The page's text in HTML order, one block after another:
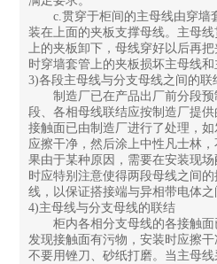
c.贯穿于柜间的主母线由穿墙
装在上面的夹板支撑母线。主母
上的夹板卸下，母线穿好以后再
时穿墙套管上的夹板损坏主母线和
3)各段主母线与分支母线之间的联
制造厂已在产品出厂前分段
段、各相母线联结应按制造厂提
接触面已由制造厂进行了处理，
应擦干净，然后涂上中性凡士林
果由于某种原因，需要在安装现
时应特别注意使得两段母线之间
线，以保证搭接端与异相带电体之
4)主母线与分支母线的联结
柜内各相分支母线的各接触
发现接触面有污物，安装时应擦干
不要用锉刀、砂纸打磨。当主母